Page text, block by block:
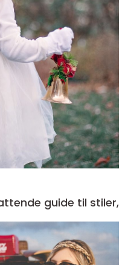
guide til stiler,